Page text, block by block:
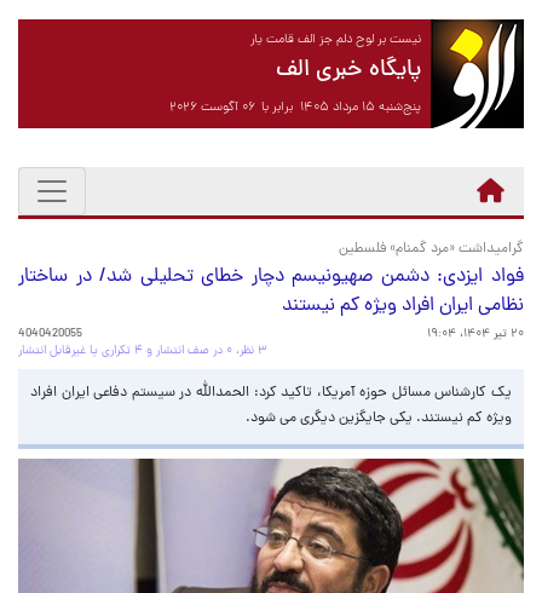
نیست بر لوح دلم جز الف قامت یار
پایگاه خبری الف
پنج‌شنبه ۱۵ مرداد ۱۴۰۵ برابر با ۰۶ آگوست ۲۰۲۶
گرامیداشت «مرد گمنام» فلسطین
فواد ایزدی: دشمن صهیونیسم دچار خطای تحلیلی شد/ در ساختار
نظامی ایران افراد ویژه کم نیستند
۲۰ تیر ۱۴۰۴، ۱۹:۰۴
4040420055
۳ نظر، ۰ در صف انتشار و ۴ تکراری یا غیرقابل انتشار
یک کارشناس مسائل حوزه آمریکا، تاکید کرد: الحمدالله در سیستم دفاعی ایران افراد
ویژه کم نیستند. یکی جایگزین دیگری می شود.